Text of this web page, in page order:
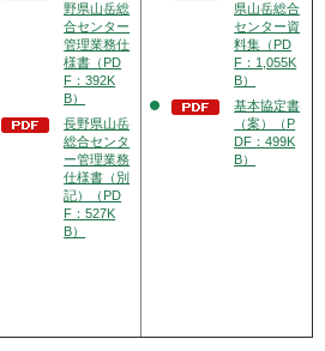
野県山岳総
合センター
管理業務仕
様書（PD
F：392K
B）
長野県山岳
総合センタ
ー管理業務
仕様書（別
記）（PD
F：527K
B）
県山岳総合
センター資
料集（PD
F：1,055K
B）
基本協定書
（案）（P
DF：499K
B）